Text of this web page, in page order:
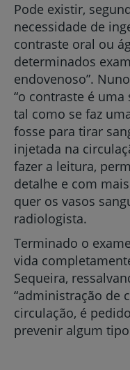
Pode existir,
necessidade de
contraste oral ou
determinados
endovenoso”.
“o contraste é
tal como se faz
fosse para tirar
injetada na
fazer a leitura,
detalhe e com
quer os vasos
radiologista.
Terminado o
vida
Sequeira,
“administração de
circulação, é
prevenir algum